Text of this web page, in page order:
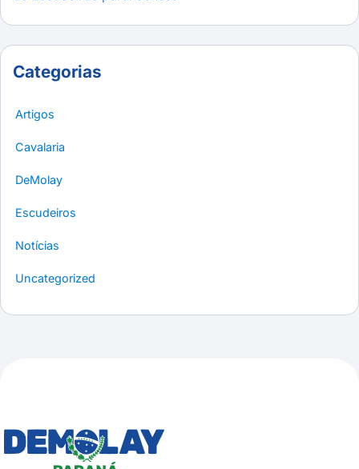
Categorias
Artigos
Cavalaria
DeMolay
Escudeiros
Notícias
Uncategorized